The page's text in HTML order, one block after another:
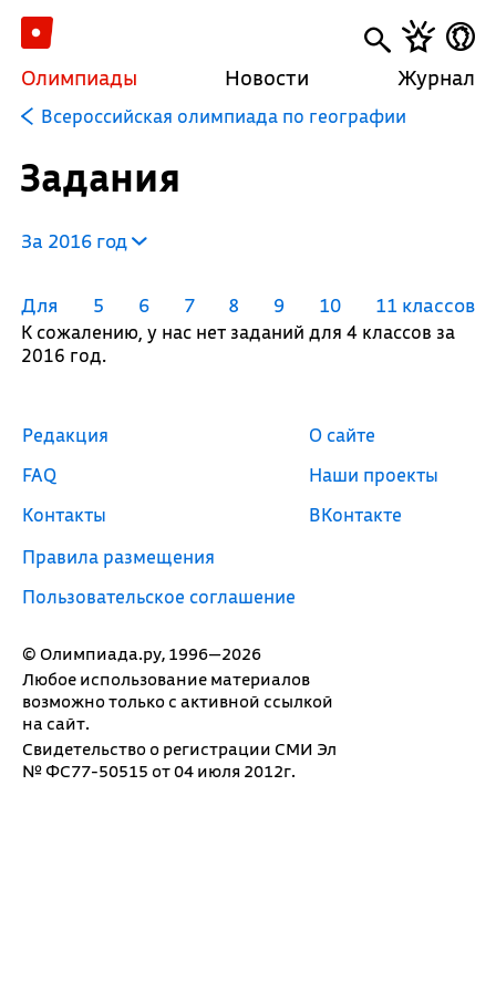
Олимпиады Новости Журнал
Всероссийская олимпиада по географии
Задания
За 2016 год
Для 5 6 7 8 9 10 11 классов
К сожалению, у нас нет заданий для 4 классов за
2016 год.
© Олимпиада.ру, 1996—2026
Любое использование материалов
возможно только с активной ссылкой
на сайт.
Свидетельство о регистрации СМИ Эл
№ ФС77-50515 от 04 июля 2012г.
Редакция
FAQ
Контакты
Правила размещения
Пользовательское соглашение
О сайте
Наши проекты
ВКонтакте